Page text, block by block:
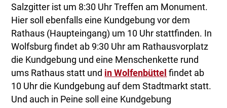
Salzgitter ist um 8:30 Uhr Treffen am Monument.
Hier soll ebenfalls eine Kundgebung vor dem
Rathaus (Haupteingang) um 10 Uhr stattfinden. In
Wolfsburg findet ab 9:30 Uhr am Rathausvorplatz
die Kundgebung und eine Menschenkette rund
ums Rathaus statt und in Wolfenbüttel findet ab
10 Uhr die Kundgebung auf dem Stadtmarkt statt.
Und auch in Peine soll eine Kundgebung